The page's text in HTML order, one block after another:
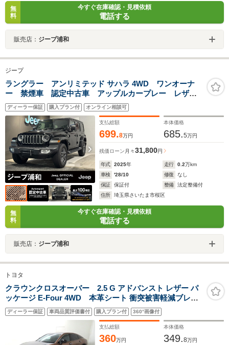
無
料
今すぐ在庫確認・見積依頼
電話する
販売店： ジープ浦和
ジープ
ラングラー アンリミテッド サハラ 4WD ワンオーナ
ー 禁煙車 認定中古車 アップルカープレー レザー
シート シートヒーター ハンドルヒーター ブライン
ドスポットモニター ETC2.0
ディーラー保証 購入プラン付 オンライン相談可
支払総額
699.8万円
本体価格
685.5万円
残価ローン 月々31,800円
年式 2025年 走行 0.2万km
車検
'28/10 修復
なし
保証
保証付 整備
法定整備付
住所
埼玉県さいたま市桜区
無
料
今すぐ在庫確認・見積依頼
電話する
販売店： ジープ浦和
トヨタ
クラウンクロスオーバー 2.5 G アドバンスト レザー パ
ッケージ E-Four 4WD 本革シート 衝突被害軽減ブレー
キ 踏み間違い防止 パノラミックビューモニター デ
ジタルインナーミラー シートヒーター/ベンチレーショ
ン ハンドルヒーター コネクティッドナビ ドライ
ブレコーダー
ディーラー保証 車両品質評価書付 購入プラン付 360°画像付
支払総額
360万円
本体価格
349.8万円